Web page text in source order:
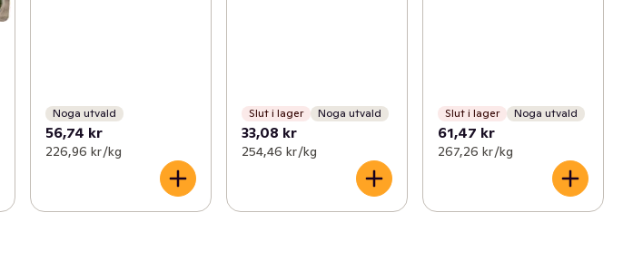
Noga utvald
56,74 kr
226,96 kr /kg
Slut i lager Noga utvald
33,08 kr
254,46 kr /kg
Slut i lager Noga utvald
61,47 kr
267,26 kr /kg